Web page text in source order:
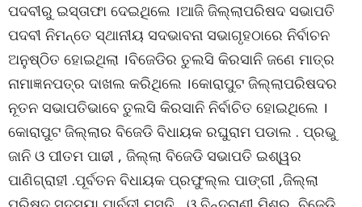
ପଦବୀରୁ ଇସ୍ତାଫା ଦେଇଥିଲେ ।ଆଜି ଜିଲ୍ଲାପରିଷଦ ସଭାପତି
ପଦବୀ ନିମନ୍ତେ ସ୍ଥାନୀୟ ସଦଭାବନା ସଭାଗୃହଠାରେ ନିର୍ବାଚନ
ଅନୁଷ୍ଠିତ ହୋଇଥିଲା ।ବିଜେଡିର ତୁଲସି କିରସାନି ଜଣେ ମାତ୍ର
ନାମାଜ୍ଞନପତ୍ର ଦାଖଲ କରିଥିଲେ ।କୋରାପୁଟ ଜିଲ୍ଲାପରିଷଦର
ନୂତନ ସଭାପତିଭାବେ ତୁଲସି କିରସାନି ନିର୍ବାଚିତ ହୋଇଥିଲେ ।
କୋରାପୁଟ ଜିଲ୍ଲାର ବିଜେଡି ବିଧାୟକ ରଘୁରାମ ପଡାଲ . ପ୍ରଭୁ
ଜାନି ଓ ପୀତମ ପାଢୀ , ଜିଲ୍ଲା ବିଜେଡି ସଭାପତି ଇଶ୍ୱର
ପାଣିଗ୍ରାହୀ .ପୂର୍ବତନ ବିଧାୟକ ପ୍ରଫୁଲ୍ଲ ପାଙ୍ଗୀ ,ଜିଲ୍ଲା